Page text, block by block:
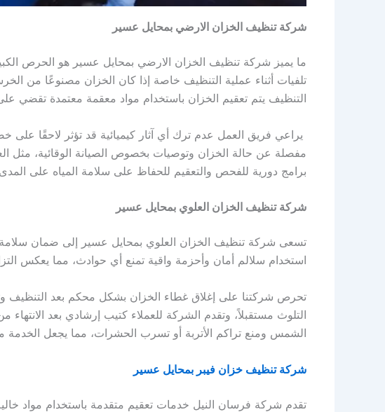
شركة تنظيف الخزان الارضي بمحايل عسير
ما يميز شركة تنظيف الخزان الارضي بمحايل عسير هو الحرص
تلفيات أثناء عملية التنظيف خاصة إذا كان الخزان مصنوعًا من
التنظيف يتم تعقيم الخزان باستخدام مواد معقمة معتمدة تقضي على
يراعي فريق العمل عدم ترك أي آثار كيميائية قد تؤثر لاحقًا على
مفصلة عن حالة الخزان وتوصيات بخصوص الصيانة الوقائية، مثل
برامج دورية للفحص والتعقيم للحفاظ على سلامة المياه على
شركة تنظيف الخزان العلوي بمحايل عسير
تسعى شركة تنظيف الخزان العلوي بمحايل عسير إلى ضمان سلامة
استخدام سلالم أمان وأحزمة واقية تمنع أي حوادث، مما يعكس
تحرص شركتنا على إغلاق غطاء الخزان بشكل محكم بعد التنظيف
التلوث مستقبلاً، وتقدم الشركة للعملاء كتيب إرشادي بعد
الشمس ومنع تراكم الأتربة أو تسرب الحشرات، مما يجعل الخدمة
شركة تنظيف خزان فيبر بمحايل عسير
تقدم شركة فرسان النيل خدمات تعقيم متقدمة باستخدام مواد